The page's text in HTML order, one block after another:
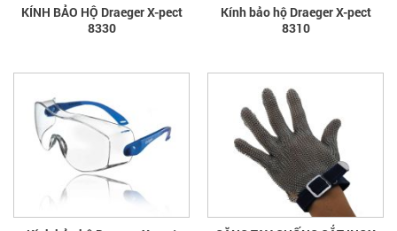
KÍNH BẢO HỘ Draeger X-pect
8330
Kính bảo hộ Draeger X-pect
8310